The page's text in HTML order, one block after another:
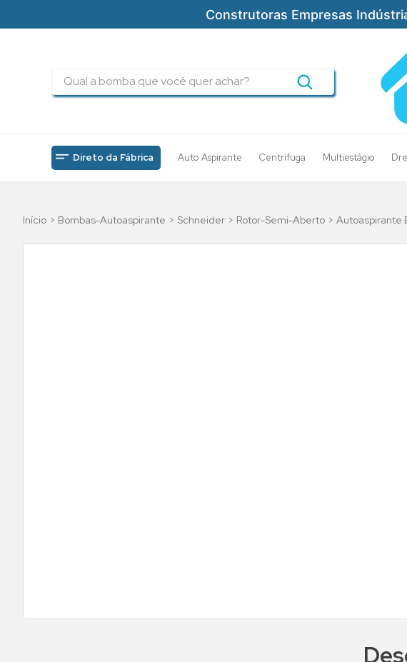
Construtoras Empresas
Direto da Fábrica Auto Aspirante Centrífuga Multiestágio
Bombas-Autoaspirante Schneider Rotor-Semi-Aberto Autoaspirante
drenagem